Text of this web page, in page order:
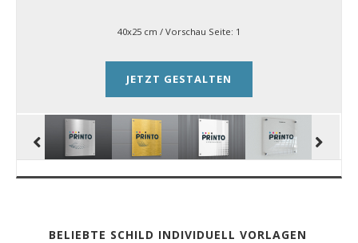
40x25 cm / Vorschau Seite: 1
JETZT GESTALTEN
BELIEBTE SCHILD INDIVIDUELL VORLAGEN